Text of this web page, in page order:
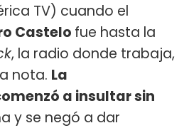
TV) cuando el
Castelo fue hasta la
, la radio donde trabaja,
nota. La
a insultar sin
a y se negó a dar